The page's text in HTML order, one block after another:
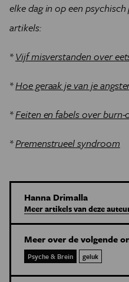
elke dag in op een
artikels:
*Vijf misverstanden over
*Hoe geraak je van je
*Feiten en fabels over
*Premenstrueel syndroom
Hanna Drimalla
Meer artikels van deze
Meer over de volgende
Psyche & Brein geluk